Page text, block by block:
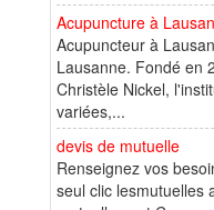
Acupuncture à
Acupuncteur à
Lausanne. Fondé en
Christèle Nickel,
variées,...
devis de mutuelle
Renseignez vos
seul clic lesmutuelles